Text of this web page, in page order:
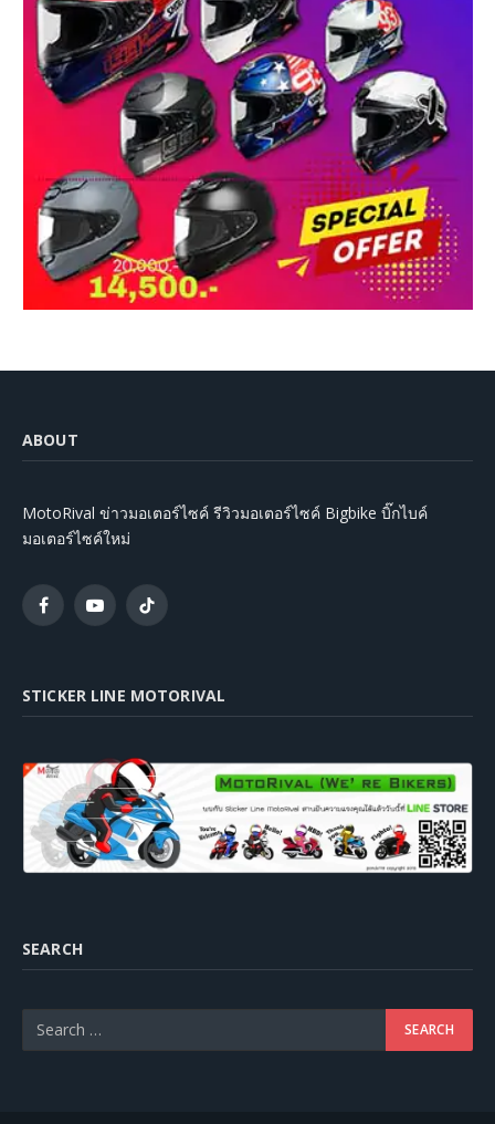
ABOUT
MotoRival ข่าวมอเตอร์ไซค์ รีวิวมอเตอร์ไซค์ Bigbike บิ๊กไบค์
มอเตอร์ไซค์ใหม่
FacebookYouTubeTikTok
STICKER LINE MOTORIVAL
SEARCH